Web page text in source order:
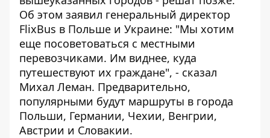
Об этом заявил генеральный директор
FlixBus в Польше и Украине: "Мы хотим
еще посоветоваться с местными
перевозчиками. Им виднее, куда
путешествуют их граждане", - сказал
Михал Леман. Предварительно,
популярными будут маршруты в города
Польши, Германии, Чехии, Венгрии,
Австрии и Словакии.